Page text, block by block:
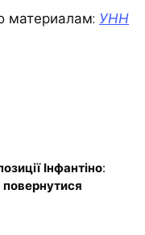
материалам: УНН
Інфантіно: